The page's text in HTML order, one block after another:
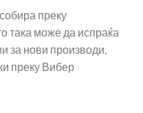
преку
така може да испраќа
за нови производи,
преку Вибер